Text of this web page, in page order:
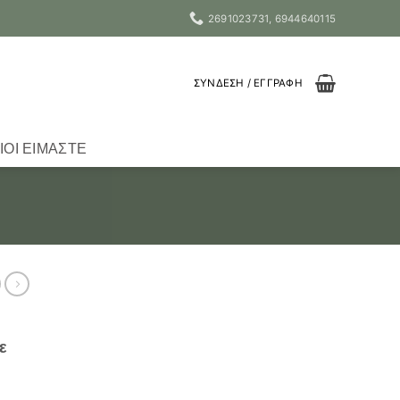
2691023731, 6944640115
ΣΎΝΔΕΣΗ / ΕΓΓΡΑΦΉ
ΕΊΜΑΣΤΕ